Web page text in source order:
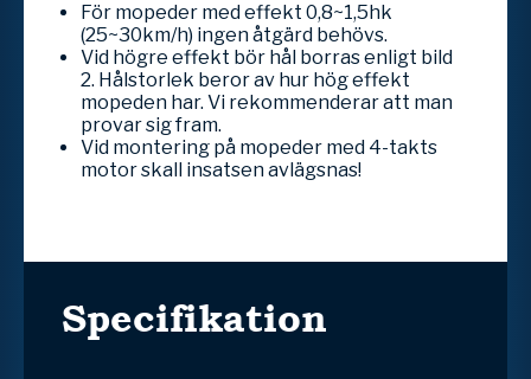
För mopeder med effekt 0,8~1,5hk
(25~30km/h) ingen åtgärd behövs.
Vid högre effekt bör hål borras enligt bild
2. Hålstorlek beror av hur hög effekt
mopeden har. Vi rekommenderar att man
provar sig fram.
Vid montering på mopeder med 4-takts
motor skall insatsen avlägsnas!
Specifikation